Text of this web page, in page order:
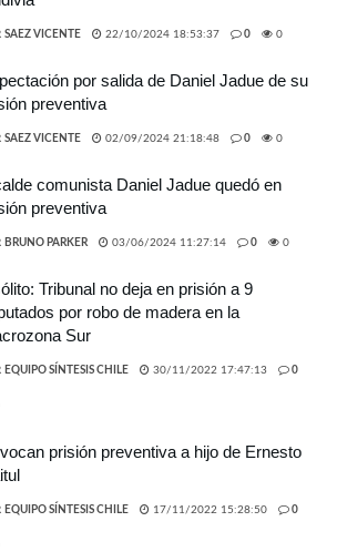
SAEZ VICENTE 22/10/2024 18:53:37 0 0
por salida de Daniel Jadue de su
preventiva
SAEZ VICENTE 02/09/2024 21:18:48 0 0
comunista Daniel Jadue quedó en
preventiva
BRUNO PARKER 03/06/2024 11:27:14 0 0
Tribunal no deja en prisión a 9
por robo de madera en la
Sur
EQUIPO SÍNTESIS CHILE 30/11/2022 17:47:13 0
prisión preventiva a hijo de Ernesto
EQUIPO SÍNTESIS CHILE 17/11/2022 15:28:50 0